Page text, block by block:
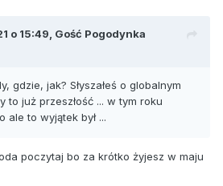
o 15:49, Gość Pogodynka
gdzie, jak? Słyszałeś o globalnym
to już przeszłość ... w tym roku
ale to wyjątek był ...
poczytaj bo za krótko żyjesz w maju